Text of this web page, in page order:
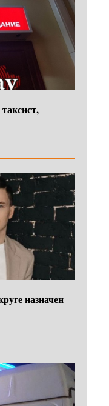
назначен